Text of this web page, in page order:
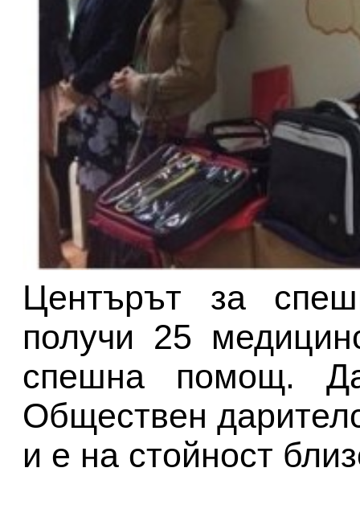
Центърът за
получи 25
спешна помощ.
Обществен
и е на стойност